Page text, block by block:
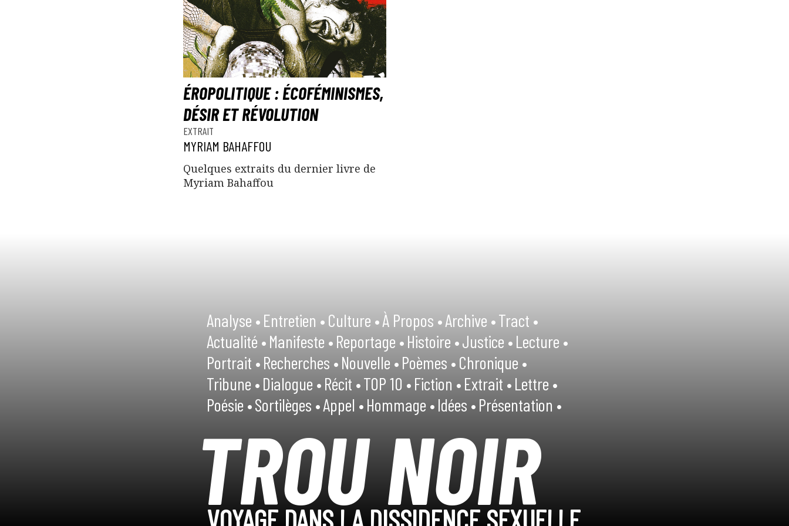
ÉROPOLITIQUE : ÉCOFÉMINISMES,
DÉSIR ET RÉVOLUTION
EXTRAIT
MYRIAM BAHAFFOU
Quelques extraits du dernier livre de
Myriam Bahaffou
Analyse •Entretien •Culture •À Propos •Archive •Tract •
Actualité •Manifeste •Reportage •Histoire •Justice •Lecture •
Portrait •Recherches •Nouvelle •Poèmes •Chronique •
Tribune •Dialogue •Récit •TOP 10 •Fiction •Extrait •Lettre •
Poésie •Sortilèges •Appel •Hommage •Idées •Présentation •
TROU NOIR